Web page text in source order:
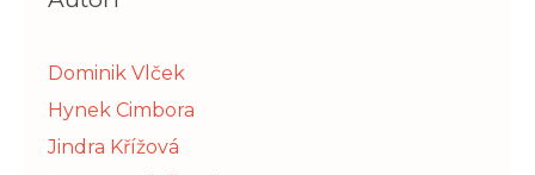
Dominik Vlček
Hynek Cimbora
Jindra Křížová